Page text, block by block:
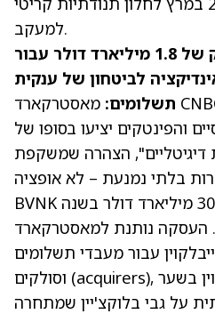
למעקב.
מאסטרקארד כותבת צ'ק של 1.8 מיליארד דולר עבור
לביטחון של ענקית
תשלומים:
והפינטקים יציעו בסופו של
דיגיטליים", הצהרה שמשקפת
BVNK מעבדת למעלה מ‑30 מיליארד דולר בשנה
העסקה נותנת למאסטרקארד
עבור מעבדי תשלומים
וסולקים (acquirers), שילוב תשלום בסטייבלקוין בשער
על גבי בלוקצ'יין שמתחרה